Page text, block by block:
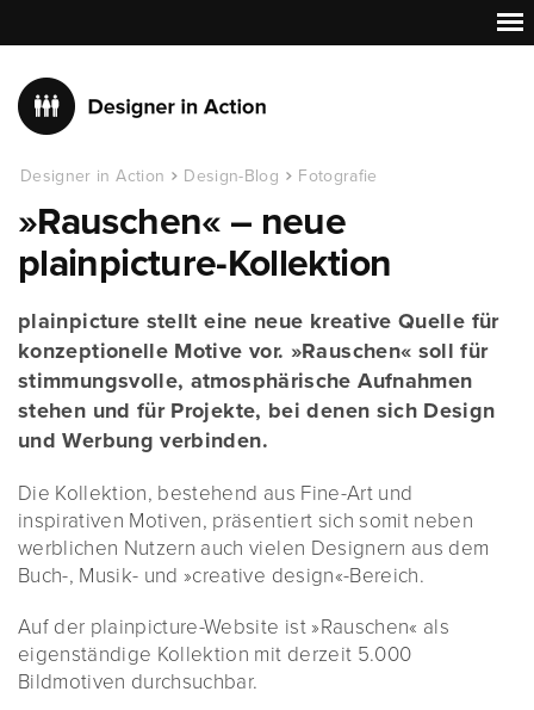
Designer in Action Design-Blog Fotografie
»Rauschen« – neue
plainpicture-Kollektion
plainpicture stellt eine neue kreative Quelle für
konzeptionelle Motive vor. »Rauschen« soll für
stimmungsvolle, atmosphärische Aufnahmen
stehen und für Projekte, bei denen sich Design
und Werbung verbinden.
Die Kollektion, bestehend aus Fine-Art und
inspirativen Motiven, präsentiert sich somit neben
werblichen Nutzern auch vielen Designern aus dem
Buch-, Musik- und »creative design«-Bereich.
Auf der plainpicture-Website ist »Rauschen« als
eigenständige Kollektion mit derzeit 5.000
Bildmotiven durchsuchbar.